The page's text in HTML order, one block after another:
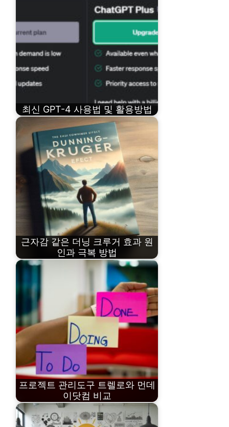
최신 GPT-4 사용법 및 활용방법
근자감 같은 더닝 크루거 효과 원
인과 극복 방법
프로젝트 관리도구 트렐로와 먼데
이닷컴 비교